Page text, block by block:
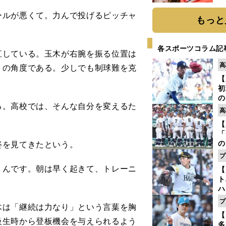
が悪くて。力んで投げるピッチャ
ている。玉木が右腕を振る位置は
角度である。少しでも制球難を克
高校では、そんな自分を変えるた
見てきたという。
です。朝は早く起きて、トレーニ
「継続は力なり」という言葉を胸
時から登板機会を与えられるよう
もっ
各スポーツコラム記